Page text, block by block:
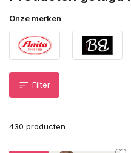
Onze merken
Filter
430 producten